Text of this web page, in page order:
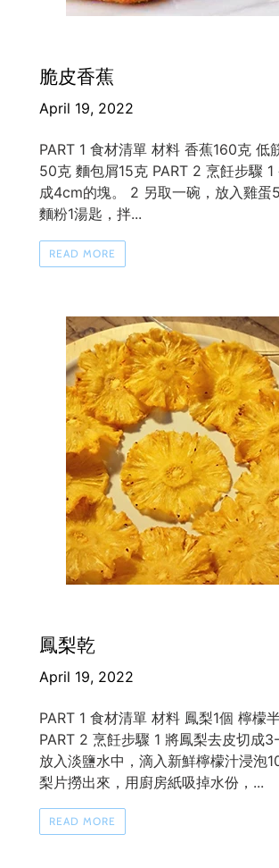
脆皮香蕉
April 19, 2022
PART 1 食材清單 材料 香蕉160克 低
50克 麵包屑15克 PART 2 烹飪步驟 1
成4cm的塊。 2 另取一碗，放入雞蛋
麵粉1湯匙，拌...
READ MORE
鳳梨乾
April 19, 2022
PART 1 食材清單 材料 鳳梨1個 檸檬
PART 2 烹飪步驟 1 將鳳梨去皮切成
放入淡鹽水中，滴入新鮮檸檬汁浸泡
梨片撈出來，用廚房紙吸掉水份，...
READ MORE